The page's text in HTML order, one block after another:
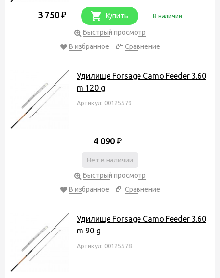
3 750 ₽ Купить В наличии
Быстрый просмотр
В избранное
Сравнение
Удилище Forsage Camo Feeder 3.60
m 120 g
Артикул: 00125579
4 090 ₽
Нет в наличии
Быстрый просмотр
В избранное
Сравнение
Удилище Forsage Camo Feeder 3.60
m 90 g
Артикул: 00125578